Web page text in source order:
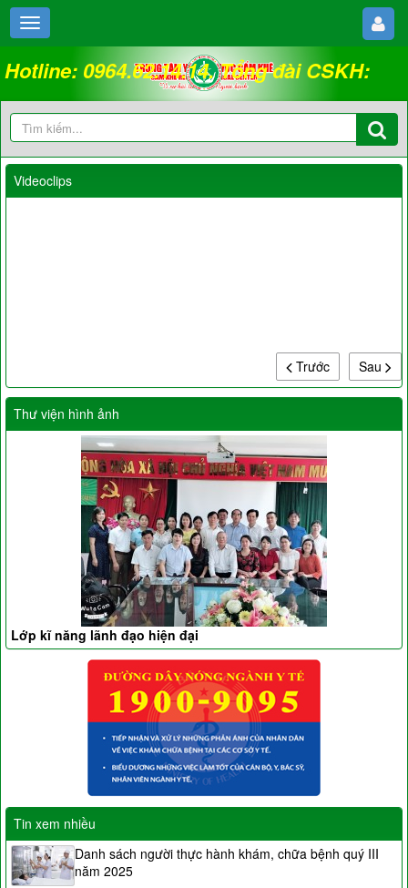
Hotline: 0964.62.14.14. Tổng đài CSKH:
18008262
Videoclips
Sau
Trước
Thư viện hình ảnh
Lớp kĩ năng lãnh đạo hiện đại
Tin xem nhiều
Danh sách người thực hành khám, chữa bệnh quý III
năm 2025